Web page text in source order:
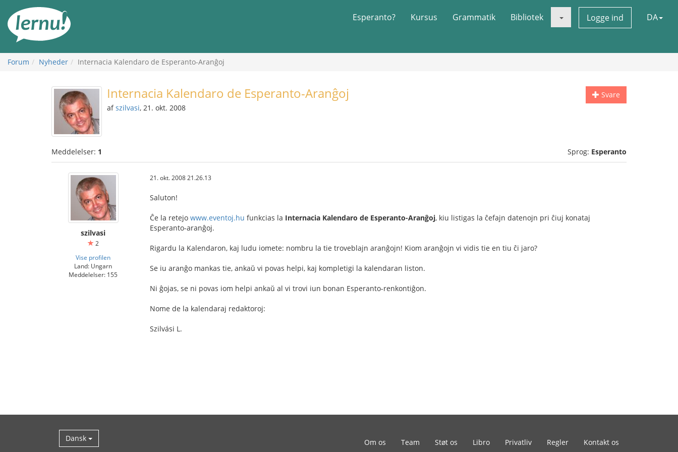
indholdet
Esperanto? Kursus Grammatik Bibliotek Logge ind DA
Forum Nyheder Internacia Kalendaro de Esperanto-Aranĝoj
Svare
Internacia Kalendaro de Esperanto-Aranĝoj
afszilvasi, 21. okt. 2008
Meddelelser: 1 Sprog: Esperanto
szilvasi
2
Vise profilen
Land: Ungarn
Meddelelser: 155
21. okt. 2008 21.26.13
Saluton!
Ĉe la retejo www.eventoj.hu funkcias la Internacia Kalendaro de Esperanto-Aranĝoj, kiu listigas la ĉefajn datenojn pri ĉiuj konataj
Esperanto-aranĝoj.
Rigardu la Kalendaron, kaj ludu iomete: nombru la tie troveblajn aranĝojn! Kiom aranĝojn vi vidis tie en tiu ĉi jaro?
Se iu aranĝo mankas tie, ankaŭ vi povas helpi, kaj kompletigi la kalendaran liston.
Ni ĝojas, se ni povas iom helpi ankaŭ al vi trovi iun bonan Esperanto-renkontiĝon.
Nome de la kalendaraj redaktoroj:
Szilvási L.
Dansk Om os Team Støt os Libro Privatliv Regler Kontakt os